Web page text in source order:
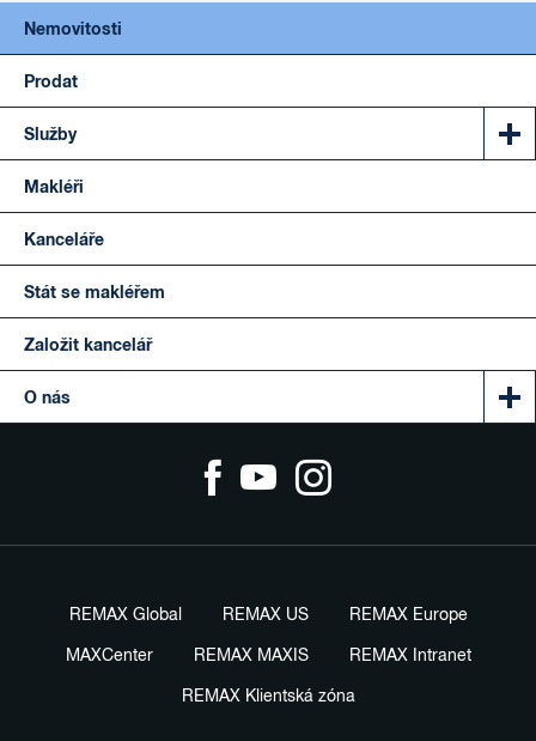
Nemovitosti
Prodat
Služby
Makléři
Kanceláře
Stát se makléřem
Založit kancelář
O nás
REMAX Global REMAX US REMAX Europe
MAXCenter REMAX MAXIS REMAX Intranet
REMAX Klientská zóna